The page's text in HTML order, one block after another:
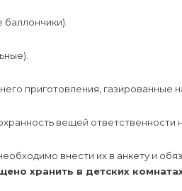
приготовления, газированные
вещей ответственности
внести их в анкету и
хранить в детских